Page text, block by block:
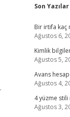
Son Yazılar
Bir irtifa kaç
Ağustos 6,
Kimlik
Ağustos 5,
Avans
Ağustos 4,
4 yüzme
Ağustos 3,